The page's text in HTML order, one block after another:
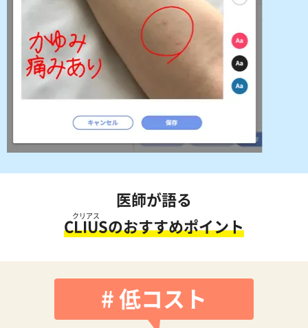
医師が語る
CLIUS
クリアス
のおすすめポイント
# 低コスト